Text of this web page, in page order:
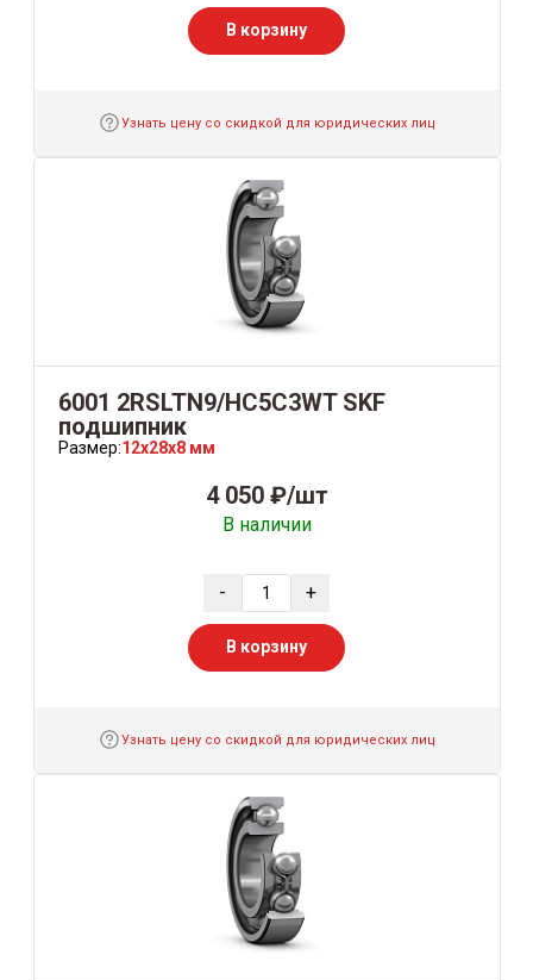
В корзину
Узнать цену со скидкой для юридических лиц
6001 2RSLTN9/HC5C3WT SKF
подшипник
Размер:12x28x8 мм
4 050 ₽/шт
В наличии
- +
В корзину
Узнать цену со скидкой для юридических лиц